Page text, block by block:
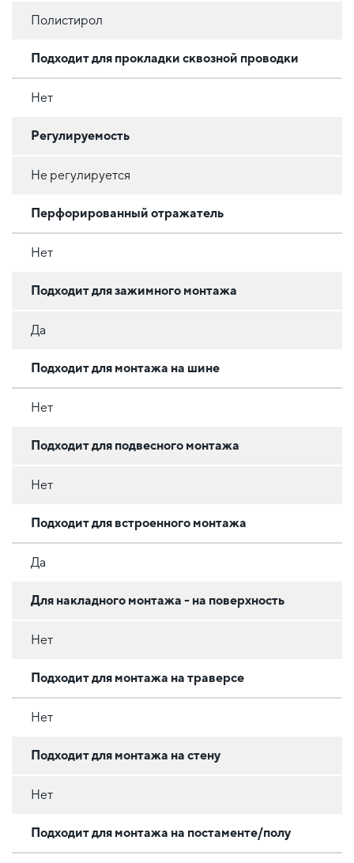
Полистирол
Подходит для прокладки сквозной проводки
Нет
Регулируемость
Не регулируется
Перфорированный отражатель
Нет
Подходит для зажимного монтажа
Да
Подходит для монтажа на шине
Нет
Подходит для подвесного монтажа
Нет
Подходит для встроенного монтажа
Да
Для накладного монтажа - на поверхность
Нет
Подходит для монтажа на траверсе
Нет
Подходит для монтажа на стену
Нет
Подходит для монтажа на постаменте/полу